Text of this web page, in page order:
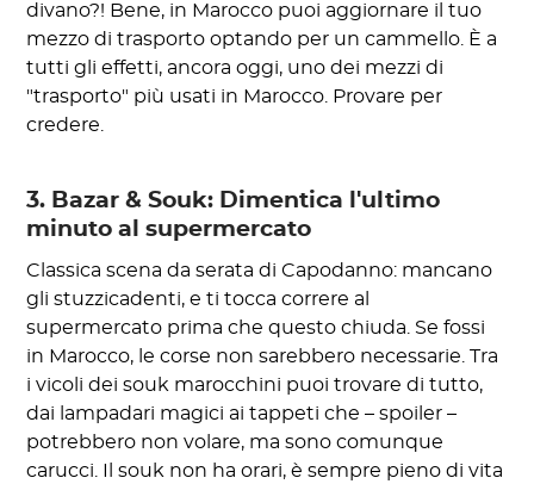
divano?! Bene, in Marocco puoi aggiornare il tuo
mezzo di trasporto optando per un cammello. È a
tutti gli effetti, ancora oggi, uno dei mezzi di
"trasporto" più usati in Marocco. Provare per
credere.
3. Bazar & Souk: Dimentica l'ultimo
minuto al supermercato
Classica scena da serata di Capodanno: mancano
gli stuzzicadenti, e ti tocca correre al
supermercato prima che questo chiuda. Se fossi
in Marocco, le corse non sarebbero necessarie. Tra
i vicoli dei souk marocchini puoi trovare di tutto,
dai lampadari magici ai tappeti che – spoiler –
potrebbero non volare, ma sono comunque
carucci. Il souk non ha orari, è sempre pieno di vita